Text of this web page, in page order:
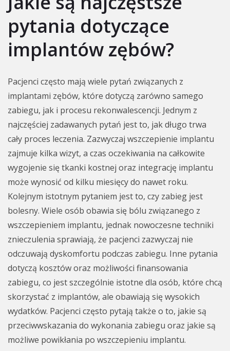
pytania dotyczące
implantów zębów?
Pacjenci często mają wiele pytań związanych z
implantami zębów, które dotyczą zarówno samego
zabiegu, jak i procesu rekonwalescencji. Jednym z
najczęściej zadawanych pytań jest to, jak długo trwa
cały proces leczenia. Zazwyczaj wszczepienie implantu
zajmuje kilka wizyt, a czas oczekiwania na całkowite
wygojenie się tkanki kostnej oraz integrację implantu
może wynosić od kilku miesięcy do nawet roku.
Kolejnym istotnym pytaniem jest to, czy zabieg jest
bolesny. Wiele osób obawia się bólu związanego z
wszczepieniem implantu, jednak nowoczesne techniki
znieczulenia sprawiają, że pacjenci zazwyczaj nie
odczuwają dyskomfortu podczas zabiegu. Inne pytania
dotyczą kosztów oraz możliwości finansowania
zabiegu, co jest szczególnie istotne dla osób, które chcą
skorzystać z implantów, ale obawiają się wysokich
wydatków. Pacjenci często pytają także o to, jakie są
przeciwwskazania do wykonania zabiegu oraz jakie są
możliwe powikłania po wszczepieniu implantu.